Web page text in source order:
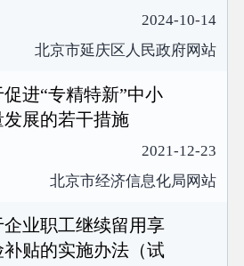
2024-10-14
北京市延庆区人民政府网站
进“专精特新”中小
展的若干措施
2021-12-23
北京市经济信息化局网站
业职工继续留用享
贴的实施办法（试